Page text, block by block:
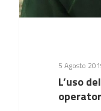
5 Agosto
L’uso